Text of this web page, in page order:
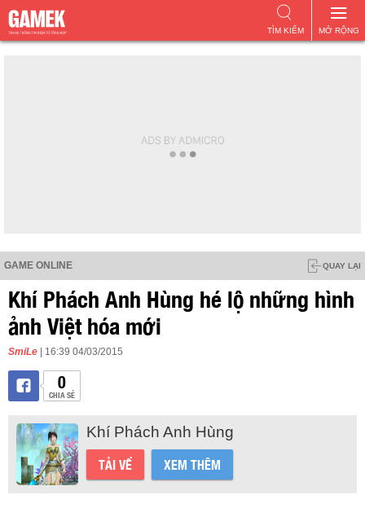
MỞ RỘNG
TÌM KIẾM
GAME ONLINE QUAY LẠI
Khí Phách Anh Hùng hé lộ những hình
ảnh Việt hóa mới
SmiLe | 16:39 04/03/2015
0
CHIA SẺ
Khí Phách Anh Hùng
TẢI VỀ XEM THÊM